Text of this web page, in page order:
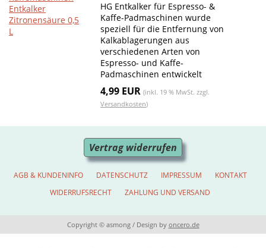
HG Entkalker für Espresso- &
Kaffe-Padmaschinen wurde
speziell für die Entfernung von
Kalkablagerungen aus
verschiedenen Arten von
Espresso- und Kaffe-
Padmaschinen entwickelt
4,99 EUR (inkl. 19 % MwSt. zzgl.
Versandkosten)
Vertrag widerrufen
KONTAKT
IMPRESSUM
DATENSCHUTZ
AGB & KUNDENINFO
ZAHLUNG UND VERSAND
WIDERRUFSRECHT
Copyright © asmong/ Design by oncero.de